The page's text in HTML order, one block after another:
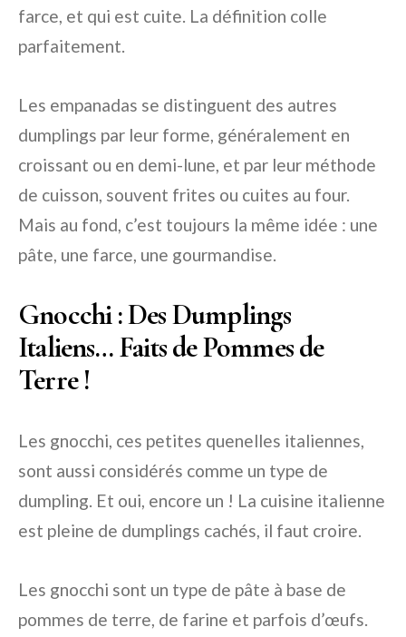
farce, et qui est cuite. La définition colle
parfaitement.
Les empanadas se distinguent des autres
dumplings par leur forme, généralement en
croissant ou en demi-lune, et par leur méthode
de cuisson, souvent frites ou cuites au four.
Mais au fond, c’est toujours la même idée : une
pâte, une farce, une gourmandise.
Gnocchi : Des Dumplings
Italiens… Faits de Pommes de
Terre !
Les gnocchi, ces petites quenelles italiennes,
sont aussi considérés comme un type de
dumpling. Et oui, encore un ! La cuisine italienne
est pleine de dumplings cachés, il faut croire.
Les gnocchi sont un type de pâte à base de
pommes de terre, de farine et parfois d’œufs.